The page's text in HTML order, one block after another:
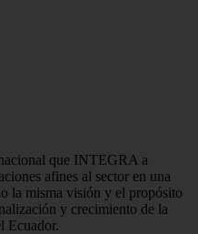
que INTEGRA a
afines al sector en una
la misma visión y el propósito
y crecimiento de la